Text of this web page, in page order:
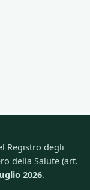
Registro degli
della Salute (art.
2026.